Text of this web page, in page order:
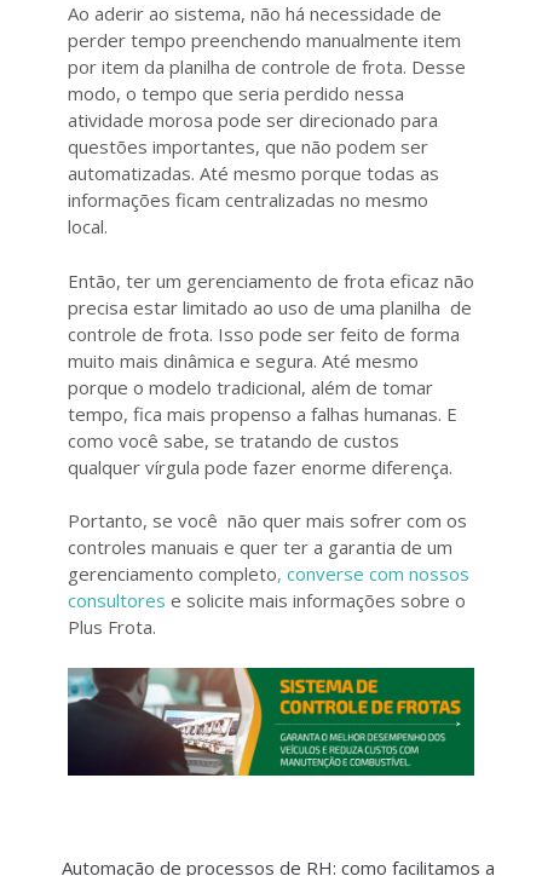
Ao aderir ao sistema, não há necessidade de
perder tempo preenchendo manualmente item
por item da planilha de controle de frota. Desse
modo, o tempo que seria perdido nessa
atividade morosa pode ser direcionado para
questões importantes, que não podem ser
automatizadas. Até mesmo porque todas as
informações ficam centralizadas no mesmo
local.
Então, ter um gerenciamento de frota eficaz não
precisa estar limitado ao uso de uma planilha de
controle de frota. Isso pode ser feito de forma
muito mais dinâmica e segura. Até mesmo
porque o modelo tradicional, além de tomar
tempo, fica mais propenso a falhas humanas. E
como você sabe, se tratando de custos
qualquer vírgula pode fazer enorme diferença.
Portanto, se você não quer mais sofrer com os
controles manuais e quer ter a garantia de um
gerenciamento completo, converse com nossos
consultores e solicite mais informações sobre o
Plus Frota.
Automação de processos de RH: como facilitamos a